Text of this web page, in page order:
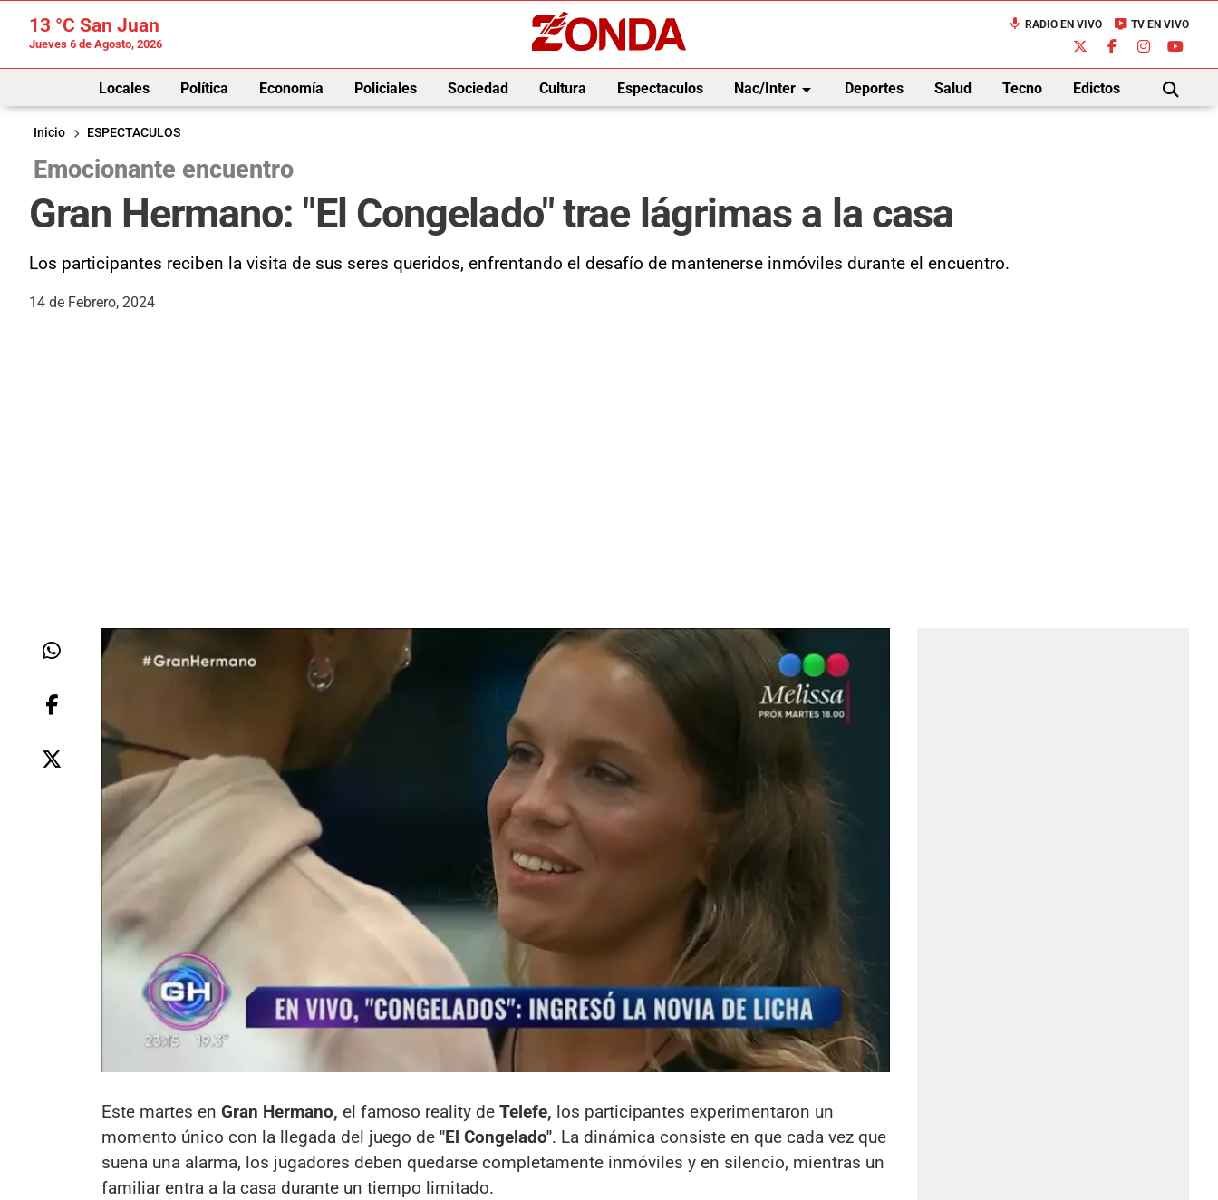
13 °C San Juan
Jueves 6 de Agosto, 2026
mic RADIO EN VIVO live_tv TV EN VIVO
Locales Política Economía Policiales Sociedad Cultura Espectaculos Nac/Interarrow_drop_down Deportes Salud Tecno Edictos
BUSCAR
Inicio
ESPECTACULOS
Emocionante encuentro
Gran Hermano: "El Congelado" trae lágrimas a la casa
Los participantes reciben la visita de sus seres queridos, enfrentando el desafío de mantenerse inmóviles durante el encuentro.
14 de Febrero, 2024
Este martes en Gran Hermano, el famoso reality de Telefe, los participantes experimentaron un
momento único con la llegada del juego de "El Congelado". La dinámica consiste en que cada vez que
suena una alarma, los jugadores deben quedarse completamente inmóviles y en silencio, mientras un
familiar entra a la casa durante un tiempo limitado.